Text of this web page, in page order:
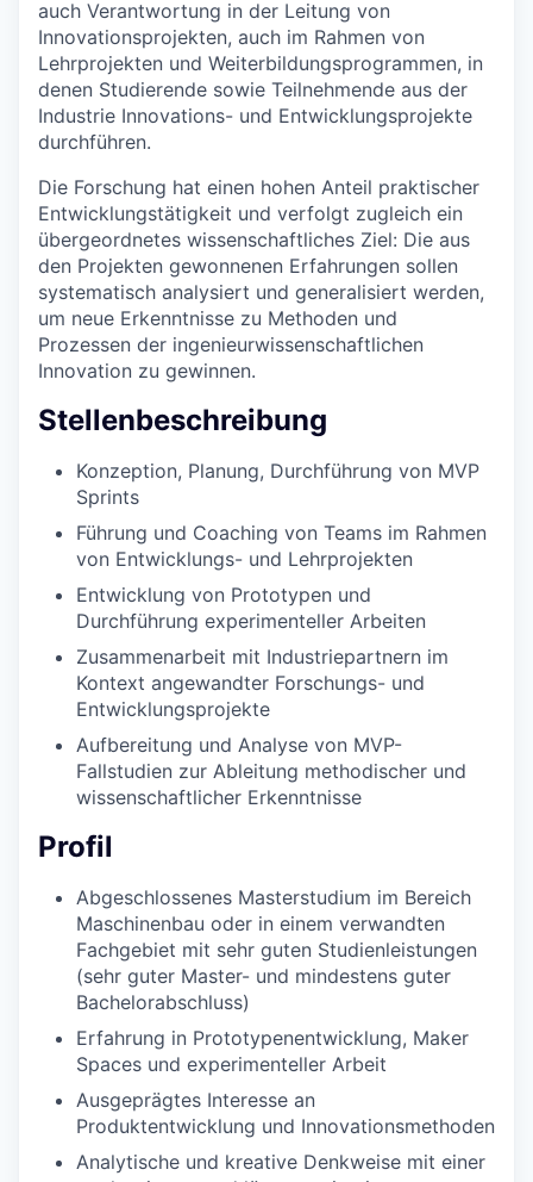
auch Verantwortung in der Leitung von
Innovationsprojekten, auch im Rahmen von
Lehrprojekten und Weiterbildungsprogrammen, in
denen Studierende sowie Teilnehmende aus der
Industrie Innovations- und Entwicklungsprojekte
durchführen.
Die Forschung hat einen hohen Anteil praktischer
Entwicklungstätigkeit und verfolgt zugleich ein
übergeordnetes wissenschaftliches Ziel: Die aus
den Projekten gewonnenen Erfahrungen sollen
systematisch analysiert und generalisiert werden,
um neue Erkenntnisse zu Methoden und
Prozessen der ingenieurwissenschaftlichen
Innovation zu gewinnen.
Stellenbeschreibung
Konzeption, Planung, Durchführung von MVP
Sprints
Führung und Coaching von Teams im Rahmen
von Entwicklungs- und Lehrprojekten
Entwicklung von Prototypen und
Durchführung experimenteller Arbeiten
Zusammenarbeit mit Industriepartnern im
Kontext angewandter Forschungs- und
Entwicklungsprojekte
Aufbereitung und Analyse von MVP-
Fallstudien zur Ableitung methodischer und
wissenschaftlicher Erkenntnisse
Profil
Abgeschlossenes Masterstudium im Bereich
Maschinenbau oder in einem verwandten
Fachgebiet mit sehr guten Studienleistungen
(sehr guter Master- und mindestens guter
Bachelorabschluss)
Erfahrung in Prototypenentwicklung, Maker
Spaces und experimenteller Arbeit
Ausgeprägtes Interesse an
Produktentwicklung und Innovationsmethoden
Analytische und kreative Denkweise mit einer